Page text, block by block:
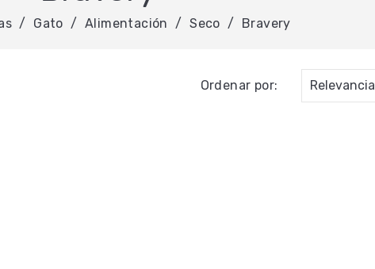
Gato Alimentación Seco Bravery
Ordenar por: Relevancia